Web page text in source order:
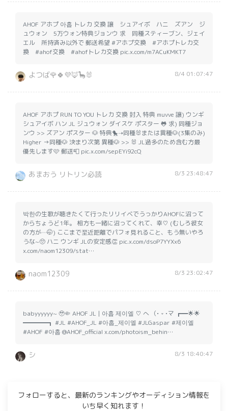
AHOF アホプ 아홉 トレカ 交換 譲 シュアイボ ハニ ズアン ジ
ュウォン 5万ウォン特典ジョンウ 求 同種スティーブン、ジェイ
エル 所持済み以外で 郵送希望 #アホプ交換 #アホプトレカ交
換 #ahof交換 #ahofトレカ交換 pic.x.com/m7ACuKMKT7
よつば🌹🍀💜🦊🦕🐰 8/4 01:07:47
AHOF アホプ RUN TO YOU トレカ 交換 封入 特典 muvve 譲) ウンギ
シュアイボ ハン JL ジュウォン ダイスケ ポスター 🐸 求) 同種ジョ
ンウ >> ズアン ポスター 🐶 特典🐤➝同種🐰または異種🐶(3集のみ)
Higher →同種🐶 決まり次第 異種🐶 >> 🐰 JL過多のため含む方最
優先します🩷 郵送📮 pic.x.com/sepEYi92cQ
あまおう リトリン必読 8/3 23:48:47
박한の生歌が聴きたくて行ったリリイベでうっかりAHOFに沼って
からちょうど1年。 相方も一緒に沼ってくれて、幸♡ (むしろ彼女
の方が…🤭) ここまで至近距離でパフォ見れること、もう無いやろ
うな~🥺 ハニ ウンギ JLの安定感👏 pic.x.com/dsoP7YYXx6
x.com/naom12309/stat…
naom12309 8/3 23:02:47
babyyyyyy~ 🥹🤏 AHOF JL | 아홉 제이엘 ♡ へ （• ˕ •マ ┏━🌟🌟
━━━━┓ #JL #AHOF_JL #아홉_제이엘 #JLGaspar #제이엘
#AHOF #아홉 @AHOF_official x.com/photoism_behin…
シ︎ 8/3 18:40:47
フォローすると、最新のランキングやオーディション情報を
いち早く知れます！